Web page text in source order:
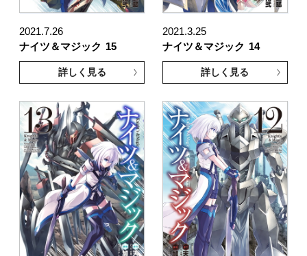
2021.7.26
ナイツ＆マジック 15
詳しく見る
2021.3.25
ナイツ＆マジック 14
詳しく見る